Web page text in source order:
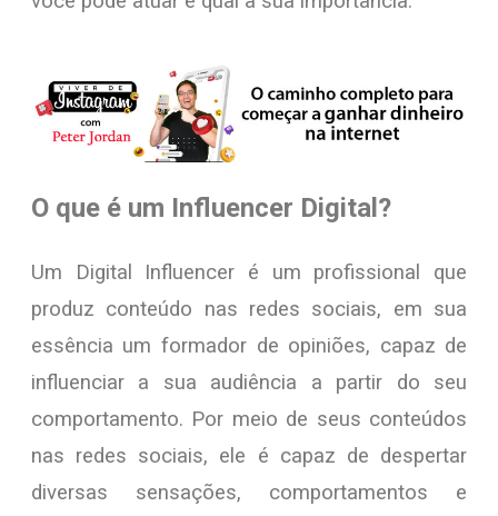
O que é um Influencer Digital?
Um Digital Influencer é um profissional que
produz conteúdo nas redes sociais, em sua
essência um formador de opiniões, capaz de
influenciar a sua audiência a partir do seu
comportamento. Por meio de seus conteúdos
nas redes sociais, ele é capaz de despertar
diversas sensações, comportamentos e